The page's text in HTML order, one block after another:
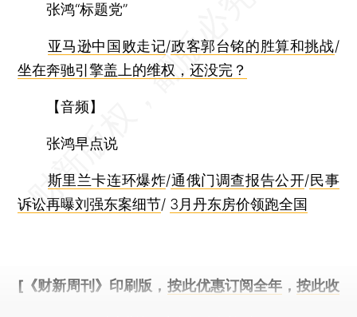
张鸿“标题党”
亚马逊中国败走记/政客郭台铭的胜算和挑战/
坐在奔驰引擎盖上的维权，还没完？
【音频】
张鸿早点说
斯里兰卡连环爆炸/通俄门调查报告公开/民事
诉讼再曝刘强东案细节/ 3月丹东房价领跑全国
[《财新周刊》印刷版， 按此优惠订阅全年， 按此收